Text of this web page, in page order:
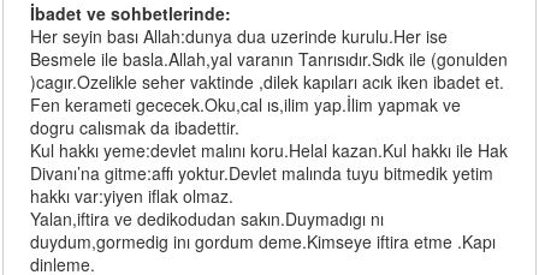
İbadet ve sohbetlerinde:
Her seyin bası Allah:dunya dua uzerinde kurulu.Her ise
Besmele ile basla.Allah,yal varanın Tanrısıdır.Sıdk ile (gonulden
)cagır.Ozelikle seher vaktinde ,dilek kapıları acık iken ibadet et.
Fen kerameti gececek.Oku,cal ıs,ilim yap.İlim yapmak ve
dogru calısmak da ibadettir.
Kul hakkı yeme:devlet malını koru.Helal kazan.Kul hakkı ile Hak
Divanı’na gitme:affı yoktur.Devlet malında tuyu bitmedik yetim
hakkı var:yiyen iflak olmaz.
Yalan,iftira ve dedikodudan sakın.Duymadıgı nı
duydum,gormedig inı gordum deme.Kimseye iftira etme .Kapı
dinleme.